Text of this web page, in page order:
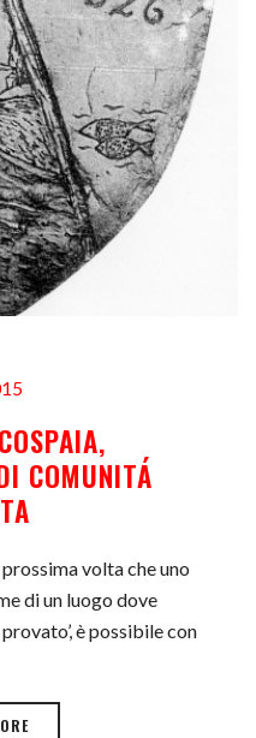
COMUNITÁ
volta che uno
di un luogo dove
è possibile con